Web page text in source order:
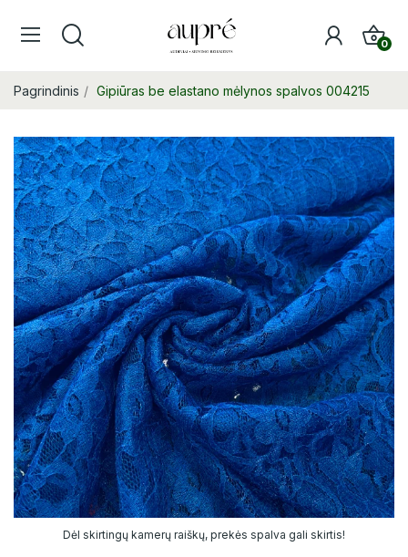
0
Pagrindinis Gipiūras be elastano mėlynos spalvos 004215
Dėl skirtingų kamerų raiškų, prekės spalva gali skirtis!